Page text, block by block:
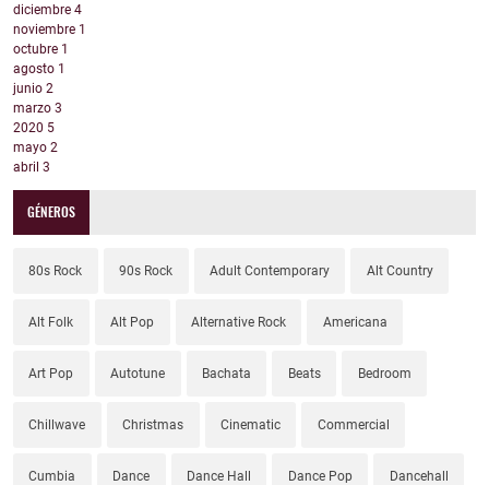
diciembre 4
noviembre 1
octubre 1
agosto 1
junio 2
marzo 3
2020 5
mayo 2
abril 3
GÉNEROS
80s Rock 90s Rock Adult Contemporary Alt Country
Alt Folk Alt Pop Alternative Rock Americana
Art Pop Autotune Bachata Beats Bedroom
Chillwave Christmas Cinematic Commercial
Cumbia Dance Dance Hall Dance Pop Dancehall